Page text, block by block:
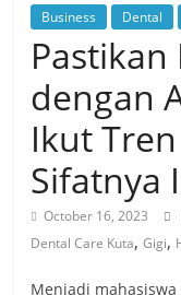
Business Dental
dengan
Ikut
Sifatnya
October 16, 2023
Dental Care Kuta,Gigi,
Menjadi